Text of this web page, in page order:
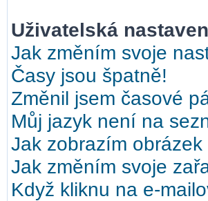
Uživatelská
Jak změním svoje
Časy jsou špatně!
Změnil jsem časové
Můj jazyk není na
Jak zobrazím
Jak změním svoje
Když kliknu na e-